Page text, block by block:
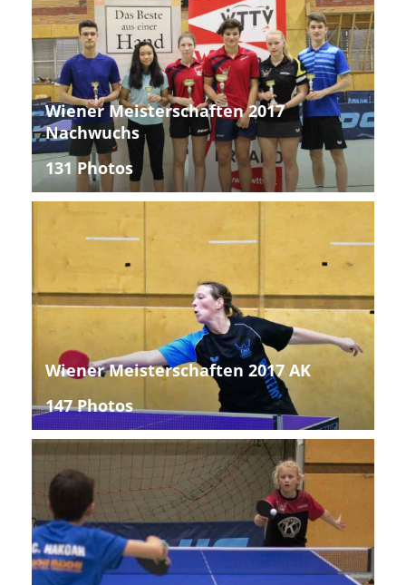
Wiener Meisterschaften 2017
Nachwuchs
131 Photos
Wiener Meisterschaften 2017 AK
147 Photos